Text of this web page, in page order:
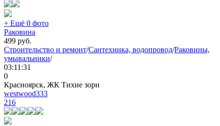
+ Ещё 0 фото
Раковина
499 руб.
Строительство и ремонт/Сантехника, водопровод/Раковины,
умывальники/
03:11:31
0
Красноярск, ЖК Тихие зори
westwood333
216